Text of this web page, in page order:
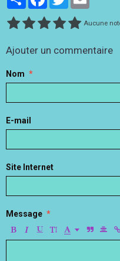
Aucune
Ajouter un commentaire
Nom
E-mail
Site Internet
Message